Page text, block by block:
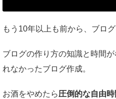
もう10年以上も前から、ブロ
ブログの作り方の知識と時間
れなかったブログ作成。
お酒をやめたら圧倒的な自由時